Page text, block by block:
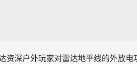
资深户外玩家对雷达地平线的外放电